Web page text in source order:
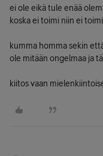
ei ole eikä tule enää
koska ei toimi niin ei toimi.
kumma homma sekin
ole mitään ongelmaa ja
kiitos vaan